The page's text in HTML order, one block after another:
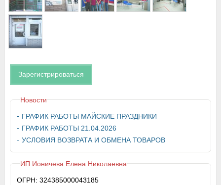
Зарегистрироваться
Новости
ГРАФИК РАБОТЫ МАЙСКИЕ ПРАЗДНИКИ
ГРАФИК РАБОТЫ 21.04.2026
УСЛОВИЯ ВОЗВРАТА И ОБМЕНА ТОВАРОВ
ИП Ионичева Елена Николаевна
ОГРН: 324385000043185